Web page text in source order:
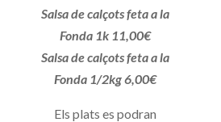
Salsa de calçots feta a la
Fonda 1k 11,00€
Salsa de calçots feta a la
Fonda 1/2kg 6,00€
Els plats es podran